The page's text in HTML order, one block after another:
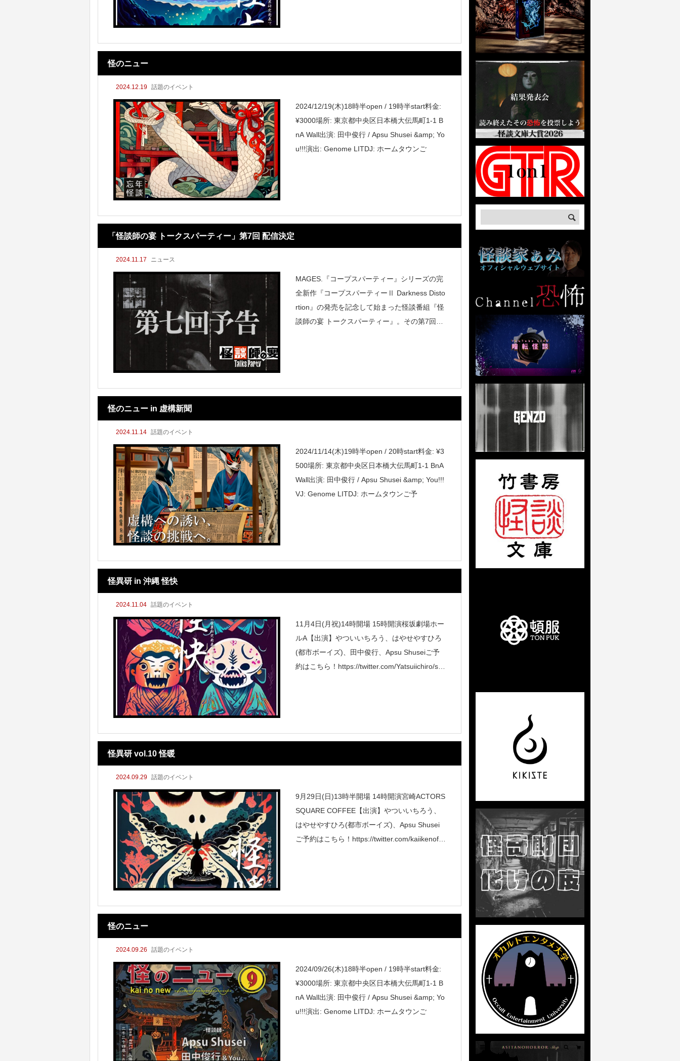
怪のニュー
2024.12.19 話題のイベント
2024/12/19(木)18時半open / 19時半start料金:
¥3000場所: 東京都中央区日本橋大伝馬町1-1 B
nA Wall出演: 田中俊行 / Apsu Shusei &amp; Yo
u!!!演出: Genome LITDJ: ホームタウンご
「怪談師の宴 トークスパーティー」第7回 配信決定
2024.11.17 ニュース
MAGES.『コープスパーティー』シリーズの完
全新作『コープスパーティーⅡ Darkness Disto
rtion』の発売を記念して始まった怪談番組『怪
談師の宴 トークスパーティー』。その第7回配
怪のニュー in 虚構新聞
2024.11.14 話題のイベント
2024/11/14(木)19時半open / 20時start料金: ¥3
500場所: 東京都中央区日本橋大伝馬町1-1 BnA
Wall出演: 田中俊行 / Apsu Shusei &amp; You!!!
VJ: Genome LITDJ: ホームタウンご予
怪異研 in 沖縄 怪快
2024.11.04 話題のイベント
11月4日(月祝)14時開場 15時開演桜坂劇場ホー
ルA【出演】やついいちろう、はやせやすひろ
(都市ボーイズ)、田中俊行、Apsu Shuseiご予
約はこちら！https://twitter.com/Yatsuiichiro/sta
怪異研 vol.10 怪暖
2024.09.29 話題のイベント
9月29日(日)13時半開場 14時開演宮崎ACTORS
SQUARE COFFEE【出演】やついいちろう、
はやせやすひろ(都市ボーイズ)、Apsu Shusei
ご予約はこちら！https://twitter.com/kaiikenoffic
怪のニュー
2024.09.26 話題のイベント
2024/09/26(木)18時半open / 19時半start料金:
¥3000場所: 東京都中央区日本橋大伝馬町1-1 B
nA Wall出演: 田中俊行 / Apsu Shusei &amp; Yo
u!!!演出: Genome LITDJ: ホームタウンご